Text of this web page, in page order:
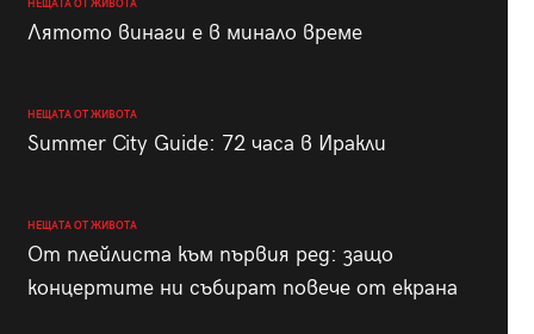
НЕЩАТА ОТ ЖИВОТА
Лятото винаги е в минало време
НЕЩАТА ОТ ЖИВОТА
Summer City Guide: 72 часа в Иракли
НЕЩАТА ОТ ЖИВОТА
От плейлиста към първия ред: защо
концертите ни събират повече от екрана